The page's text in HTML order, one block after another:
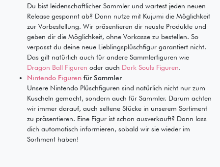
Du bist leidenschaftlicher Sammler und wartest jeden neuen
Release gespannt ab? Dann nutze mit Kujumi die Möglichkeit
zur Vorbestellung. Wir präsentieren dir neuste Produkte und
geben dir die Möglichkeit, ohne Vorkasse zu bestellen. So
verpasst du deine neue Lieblingsplüschfigur garantiert nicht.
Das gilt natürlich auch für andere Sammlerfiguren wie
Dragon Ball Figuren oder auch Dark Souls Figuren.
Nintendo Figuren für Sammler
Unsere Nintendo Plüschfiguren sind natürlich nicht nur zum
Kuscheln gemacht, sondern auch für Sammler. Darum achten
wir immer darauf, auch seltene Stücke in unserem Sortiment
zu präsentieren. Eine Figur ist schon ausverkauft? Dann lass
dich automatisch informieren, sobald wir sie wieder im
Sortiment haben!